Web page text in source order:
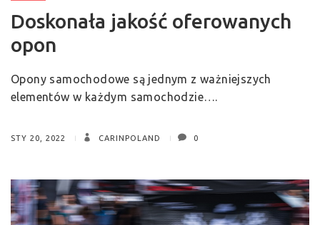
Doskonała jakość oferowanych
opon
Opony samochodowe są jednym z ważniejszych
elementów w każdym samochodzie….
STY 20, 2022 CARINPOLAND 0